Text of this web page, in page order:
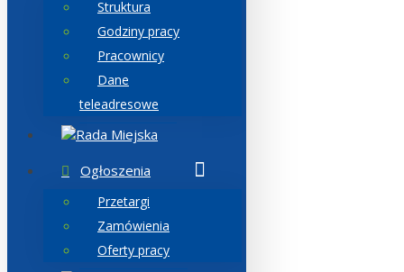
Struktura
Godziny pracy
Pracownicy
Dane
teleadresowe
Rada Miejska
Ogłoszenia
Przetargi
Zamówienia
Oferty pracy